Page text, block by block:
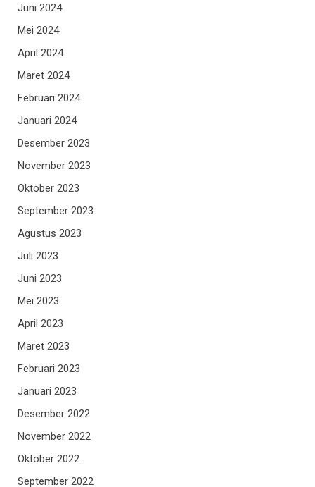
Juni 2024
Mei 2024
April 2024
Maret 2024
Februari 2024
Januari 2024
Desember 2023
November 2023
Oktober 2023
September 2023
Agustus 2023
Juli 2023
Juni 2023
Mei 2023
April 2023
Maret 2023
Februari 2023
Januari 2023
Desember 2022
November 2022
Oktober 2022
September 2022